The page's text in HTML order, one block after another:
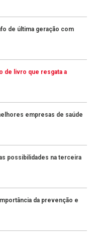
de última geração com
de livro que resgata a
empresas de saúde
possibilidades na terceira
da prevenção e